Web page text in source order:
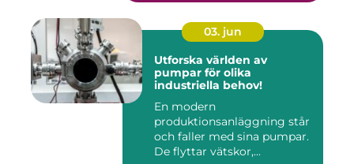
03. jun
Utforska världen av
pumpar för olika
industriella behov!
En modern
produktionsanläggning står
och faller med sina pumpar.
De flyttar vätskor,...